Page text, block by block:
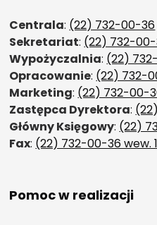
Centrala: (22) 732-00-36
Sekretariat: (22) 732-00-
Wypożyczalnia: (22)
Opracowanie: (22) 732-
Marketing: (22) 732-00-
Zastępca Dyrektora:
Główny Księgowy: (22)
Fax: (22) 732-00-36 wew.
Pomoc w realizacji